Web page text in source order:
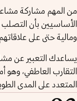
من المهم مشاركة
الأساسيين بأن
ومالية حتى على
يساعدك التعبير عن
التقارب العاطفي، وهو
المتعدد على المدى